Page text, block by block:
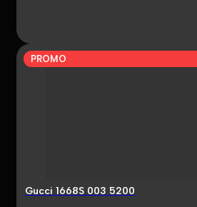
PROMO
Gucci 1668S 003 5200